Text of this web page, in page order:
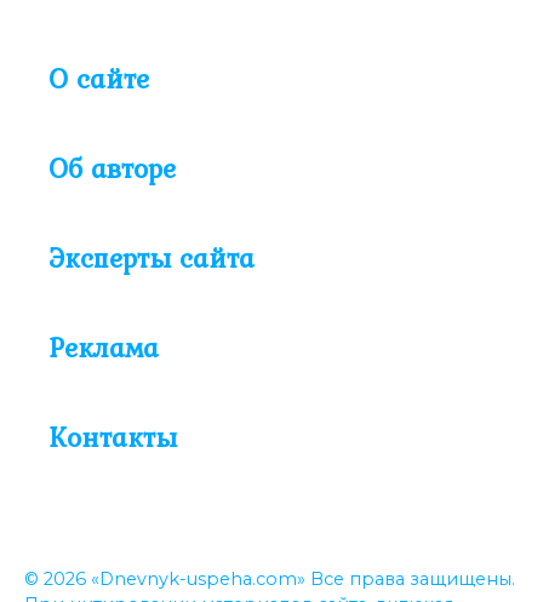
О сайте
Об авторе
Эксперты сайта
Реклама
Контакты
© 2026 «Dnevnyk-uspeha.com» Все права защищены.